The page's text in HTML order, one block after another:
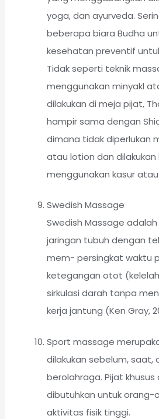
yoga, dan ayurveda.
beberapa biara Budha
kesehatan preventif
Tidak seperti teknik
menggunakan minyakl
dilakukan di meja pijat,
hampir sama dengan
dimana tidak diperlukan
atau lotion dan dilakukan
menggunakan kasur
Swedish Massage
Swedish Massage
jaringan tubuh dengan
mem- persingkat waktu
ketegangan otot
sirkulasi darah tanpa
kerja jantung (Ken Gray,
Sport massage
dilakukan sebelum, saat,
berolahraga. Pijat
dibutuhkan untuk orang-
aktivitas fisik tinggi.